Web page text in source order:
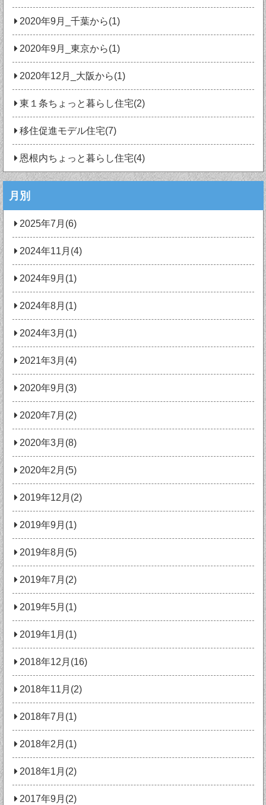
2020年9月_千葉から(1)
2020年9月_東京から(1)
2020年12月_大阪から(1)
東１条ちょっと暮らし住宅(2)
移住促進モデル住宅(7)
恩根内ちょっと暮らし住宅(4)
月別
2025年7月(6)
2024年11月(4)
2024年9月(1)
2024年8月(1)
2024年3月(1)
2021年3月(4)
2020年9月(3)
2020年7月(2)
2020年3月(8)
2020年2月(5)
2019年12月(2)
2019年9月(1)
2019年8月(5)
2019年7月(2)
2019年5月(1)
2019年1月(1)
2018年12月(16)
2018年11月(2)
2018年7月(1)
2018年2月(1)
2018年1月(2)
2017年9月(2)